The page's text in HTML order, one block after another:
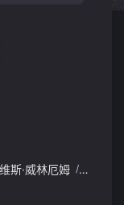
斯·威林厄姆 / 连姆·